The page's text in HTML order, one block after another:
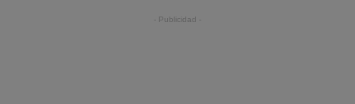
- Publicidad -